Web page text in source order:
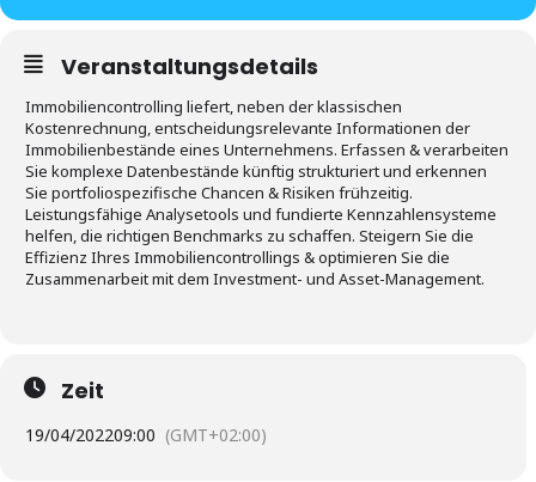
Veranstaltungsdetails
Immobiliencontrolling liefert, neben der klassischen
Kostenrechnung, entscheidungsrelevante Informationen der
Immobilienbestände eines Unternehmens. Erfassen & verarbeiten
Sie komplexe Datenbestände künftig strukturiert und erkennen
Sie portfoliospezifische Chancen & Risiken frühzeitig.
Leistungsfähige Analysetools und fundierte Kennzahlensysteme
helfen, die richtigen Benchmarks zu schaffen. Steigern Sie die
Effizienz Ihres Immobiliencontrollings & optimieren Sie die
Zusammenarbeit mit dem Investment- und Asset-Management.
Zeit
19/04/202209:00 (GMT+02:00)